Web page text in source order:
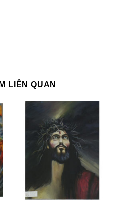
LIÊN QUAN